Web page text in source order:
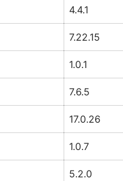
4.4.1
7.22.15
1.0.1
7.6.5
17.0.26
1.0.7
5.2.0